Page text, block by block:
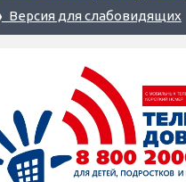
Версия для слабовидящих